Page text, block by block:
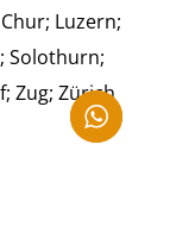
Luzern;
Solothurn;
Zug; Zürich